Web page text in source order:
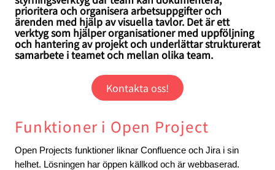
prioritera och organisera arbetsuppgifter och
ärenden med hjälp av visuella tavlor. Det är ett
verktyg som hjälper organisationer med uppföljning
och hantering av projekt och underlättar strukturerat
samarbete i teamet och mellan olika team.
Kontakta oss!
Funktioner i Open Project
Open Projects funktioner liknar Confluence och Jira i sin
helhet. Lösningen har öppen källkod och är webbaserad.